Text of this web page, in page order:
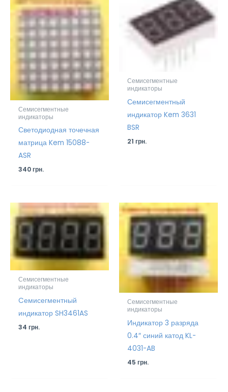
Семисегментные
индикаторы
Светодиодная точечная
матрица Kem 15088-
ASR
340грн.
Семисегментные
индикаторы
Семисегментный
индикатор Kem 3631
BSR
21грн.
Семисегментные
индикаторы
Cемисегментный
индикатор SH3461AS
34грн.
Семисегментные
индикаторы
Индикатор 3 разряда
0.4″ синий катод KL-
4031-AB
45грн.